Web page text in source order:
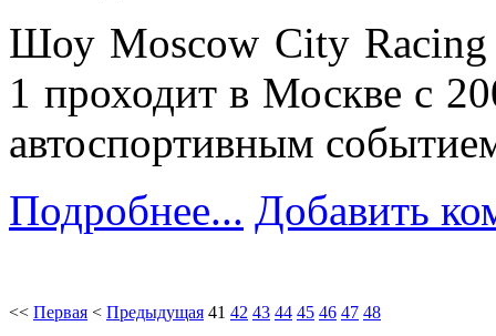
Шоу Moscow City Racing
1 проходит в Москве с
автоспортивным
Подробнее... Добавить
<< Первая < Предыдущая 41 42 43 44 45 46 47 48